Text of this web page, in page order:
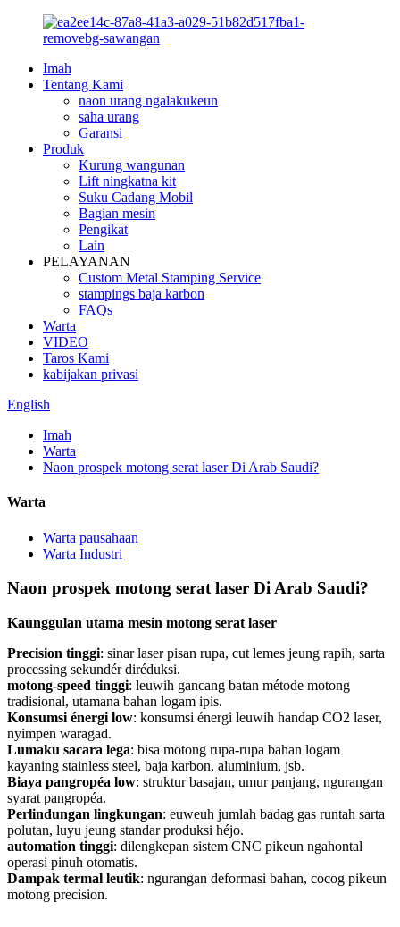
Imah
Tentang Kami
naon urang ngalakukeun
saha urang
Garansi
Produk
Kurung wangunan
Lift ningkatna kit
Suku Cadang Mobil
Bagian mesin
Pengikat
Lain
PELAYANAN
Custom Metal Stamping Service
stampings baja karbon
FAQs
Warta
VIDEO
Taros Kami
kabijakan privasi
English
Imah
Warta
Naon prospek motong serat laser Di Arab Saudi?
Warta
Warta pausahaan
Warta Industri
Naon prospek motong serat laser Di Arab Saudi?
Kaunggulan utama mesin motong serat laser
Precision tinggi: sinar laser pisan rupa, cut lemes jeung rapih, sarta
processing sekundér diréduksi.
motong-speed tinggi: leuwih gancang batan métode motong
tradisional, utamana bahan logam ipis.
Konsumsi énergi low: konsumsi énergi leuwih handap CO2 laser,
nyimpen waragad.
Lumaku sacara lega: bisa motong rupa-rupa bahan logam
kayaning stainless steel, baja karbon, aluminium, jsb.
Biaya pangropéa low: struktur basajan, umur panjang, ngurangan
syarat pangropéa.
Perlindungan lingkungan: euweuh jumlah badag gas runtah sarta
polutan, luyu jeung standar produksi héjo.
automation tinggi: dilengkepan sistem CNC pikeun ngahontal
operasi pinuh otomatis.
Dampak termal leutik: ngurangan deformasi bahan, cocog pikeun
motong precision.